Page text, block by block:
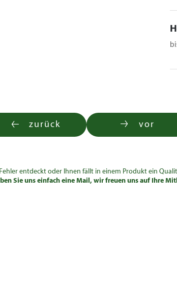
zurück vor
entdeckt oder Ihnen fällt in einem Produkt ein
Sie uns einfach eine Mail, wir freuen uns auf Ihre